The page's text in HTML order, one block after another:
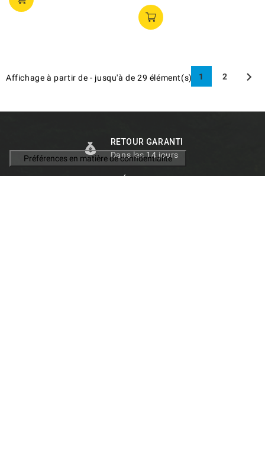
Affichage à partir de- jusqu'àde29 élément(s) 1 2 
RETOUR GARANTI
Dans les 14 jours